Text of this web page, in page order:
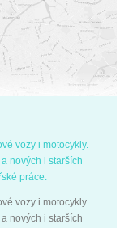
vozy i motocykly.
nových i starších
práce.
vozy i motocykly.
nových i starších